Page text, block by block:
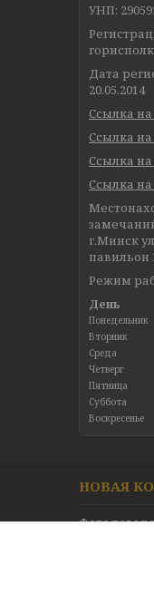
УНП:
Дата
20.05.2014
Ссылка
Ссылка
Ссылка
Ссылка
г.Минск
павильон
Режим
День
Понедельник
Вторник
Среда
Четверг
Пятница
Суббота
Воскресенье
НОВАЯ
Фото